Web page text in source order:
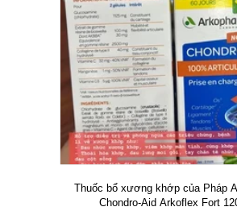
Thuốc bổ xương khớp của Pháp
Chondro-Aid Arkoflex Fort